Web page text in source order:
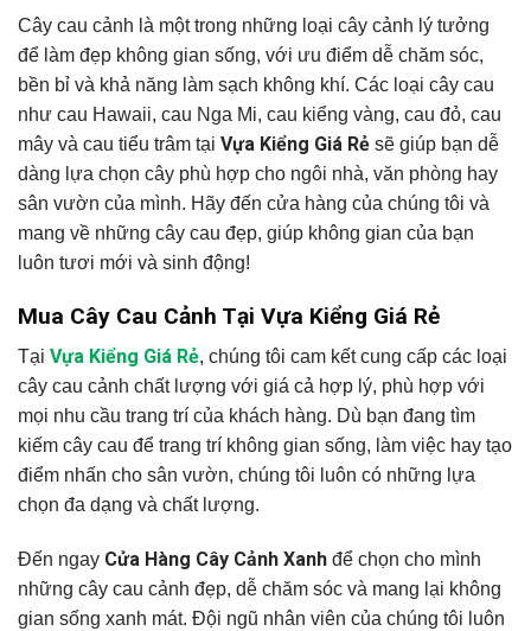
Cây cau cảnh là một trong những loại cây cảnh lý tưởng
để làm đẹp không gian sống, với ưu điểm dễ chăm sóc,
bền bỉ và khả năng làm sạch không khí. Các loại cây cau
như cau Hawaii, cau Nga Mi, cau kiểng vàng, cau đỏ, cau
mây và cau tiểu trâm tại Vựa Kiểng Giá Rẻ sẽ giúp bạn dễ
dàng lựa chọn cây phù hợp cho ngôi nhà, văn phòng hay
sân vườn của mình. Hãy đến cửa hàng của chúng tôi và
mang về những cây cau đẹp, giúp không gian của bạn
luôn tươi mới và sinh động!
Mua Cây Cau Cảnh Tại Vựa Kiểng Giá Rẻ
Tại Vựa Kiểng Giá Rẻ, chúng tôi cam kết cung cấp các loại
cây cau cảnh chất lượng với giá cả hợp lý, phù hợp với
mọi nhu cầu trang trí của khách hàng. Dù bạn đang tìm
kiếm cây cau để trang trí không gian sống, làm việc hay tạo
điểm nhấn cho sân vườn, chúng tôi luôn có những lựa
chọn đa dạng và chất lượng.
Đến ngay Cửa Hàng Cây Cảnh Xanh để chọn cho mình
những cây cau cảnh đẹp, dễ chăm sóc và mang lại không
gian sống xanh mát. Đội ngũ nhân viên của chúng tôi luôn